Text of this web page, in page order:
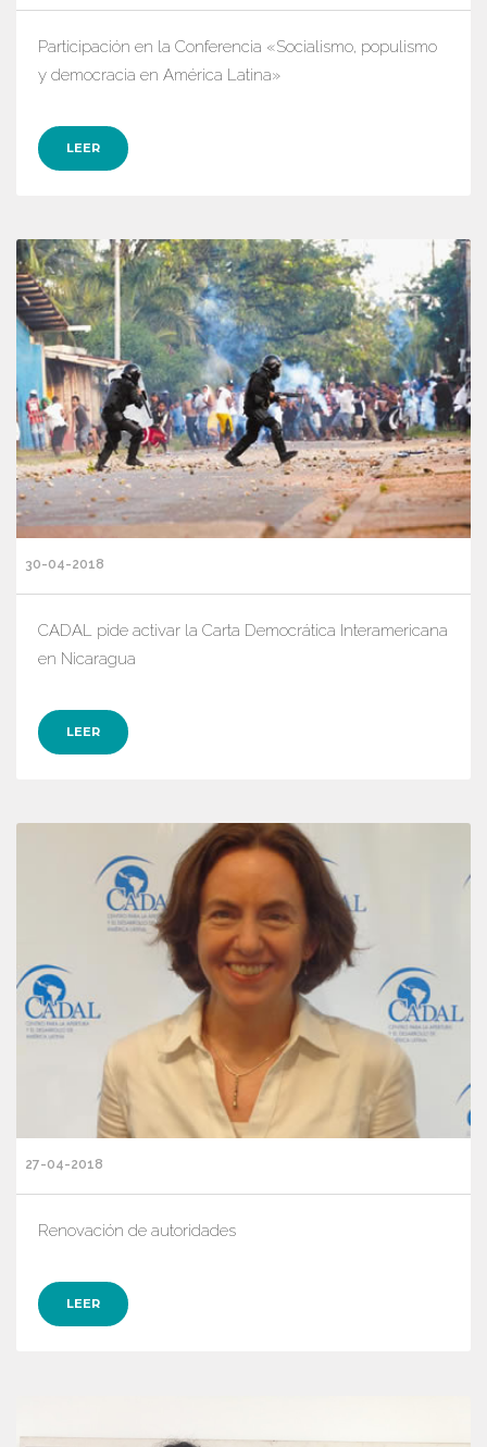
Participación en la Conferencia «Socialismo, populismo
y democracia en América Latina»
LEER
30-04-2018
CADAL pide activar la Carta Democrática Interamericana
en Nicaragua
LEER
27-04-2018
Renovación de autoridades
LEER